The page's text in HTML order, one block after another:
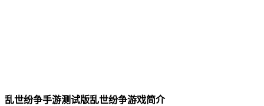
乱世纷争手游测试版乱世纷争游戏简介